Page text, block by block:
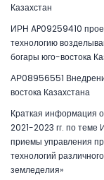
Казахстан
ИРН AP09259410
технологию
богары юго-востока
АР08956551
востока Казахстана
Краткая информация
2021-2023 гг. по
приемы управления
технологий
земледелия»